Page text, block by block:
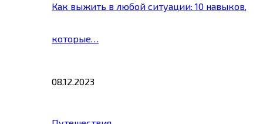
Как выжить в любой ситуации: 10 навыков,
которые…
08.12.2023